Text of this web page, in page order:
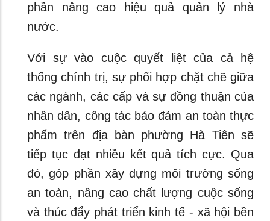
phần nâng cao hiệu quả quản lý nhà
nước.
Với sự vào cuộc quyết liệt của cả hệ
thống chính trị, sự phối hợp chặt chẽ giữa
các ngành, các cấp và sự đồng thuận của
nhân dân, công tác bảo đảm an toàn thực
phẩm trên địa bàn phường Hà Tiên sẽ
tiếp tục đạt nhiều kết quả tích cực. Qua
đó, góp phần xây dựng môi trường sống
an toàn, nâng cao chất lượng cuộc sống
và thúc đẩy phát triển kinh tế - xã hội bền